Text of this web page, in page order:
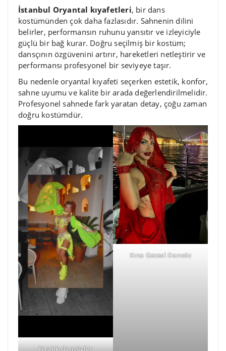
İstanbul Oryantal kıyafetleri, bir dans
kostümünden çok daha fazlasıdır. Sahnenin dilini
belirler, performansın ruhunu yansıtır ve izleyiciyle
güçlü bir bağ kurar. Doğru seçilmiş bir kostüm;
dansçının özgüvenini artırır, hareketleri netleştirir ve
performansı profesyonel bir seviyeye taşır.
Bu nedenle oryantal kıyafeti seçerken estetik, konfor,
sahne uyumu ve kalite bir arada değerlendirilmelidir.
Profesyonel sahnede fark yaratan detay, çoğu zaman
doğru kostümdür.
kiralık dansözler
Kına Gecesi Dansöz